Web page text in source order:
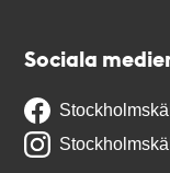
Sociala